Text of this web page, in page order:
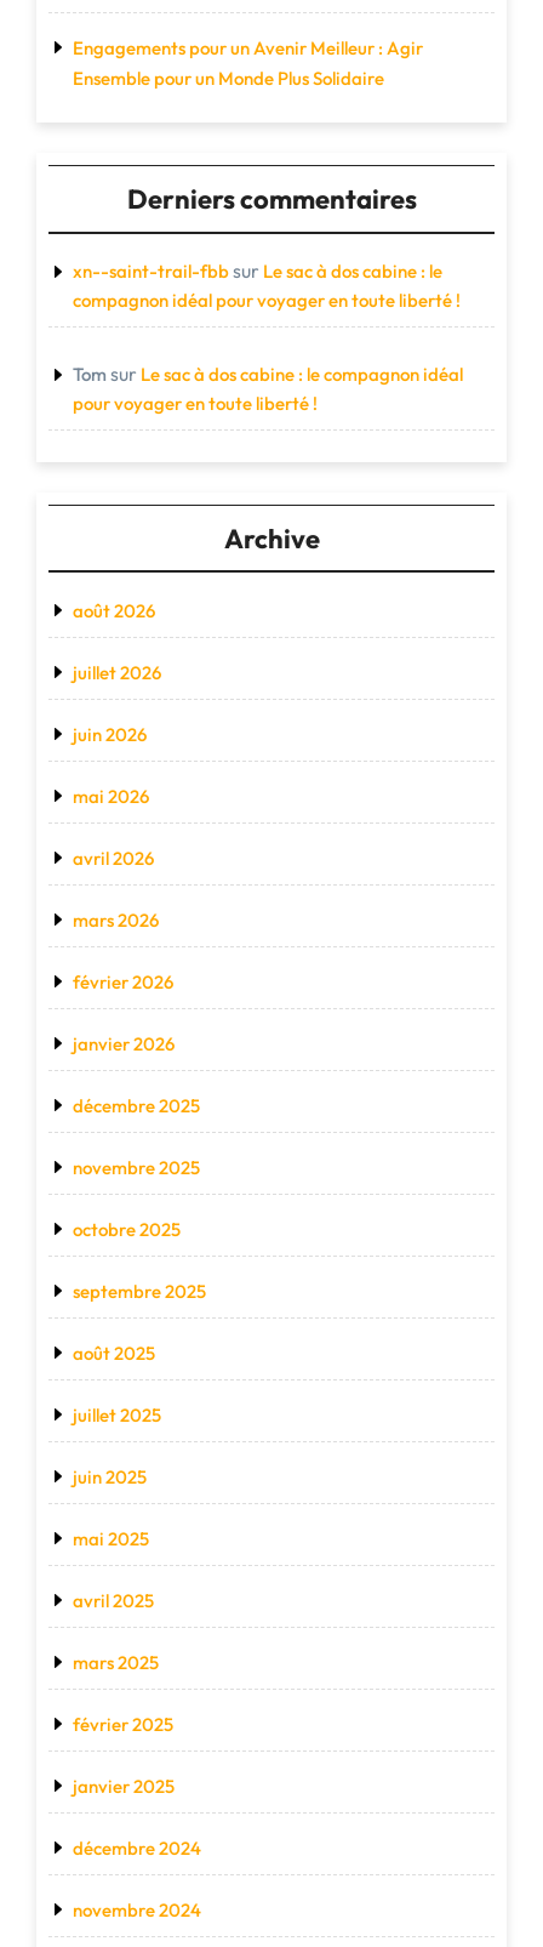
Engagements pour un Avenir Meilleur : Agir
Ensemble pour un Monde Plus Solidaire
Derniers commentaires
xn--saint-trail-fbbsur Le sac à dos cabine : le
compagnon idéal pour voyager en toute liberté !
Tom sur Le sac à dos cabine : le compagnon idéal
pour voyager en toute liberté !
Archive
août 2026
juillet 2026
juin 2026
mai 2026
avril 2026
mars 2026
février 2026
janvier 2026
décembre 2025
novembre 2025
octobre 2025
septembre 2025
août 2025
juillet 2025
juin 2025
mai 2025
avril 2025
mars 2025
février 2025
janvier 2025
décembre 2024
novembre 2024